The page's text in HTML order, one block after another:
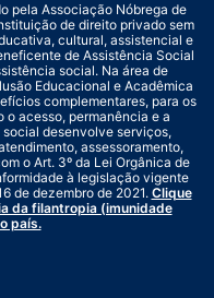
pela Associação Nóbrega de
de direito privado sem
cultural, assistencial e
de Assistência Social
social. Na área de
Educacional e Acadêmica
complementares, para os
acesso, permanência e a
desenvolve serviços,
assessoramento,
o Art. 3º da Lei Orgânica de
à legislação vigente
de dezembro de 2021.Clique
da filantropia (imunidade
país.